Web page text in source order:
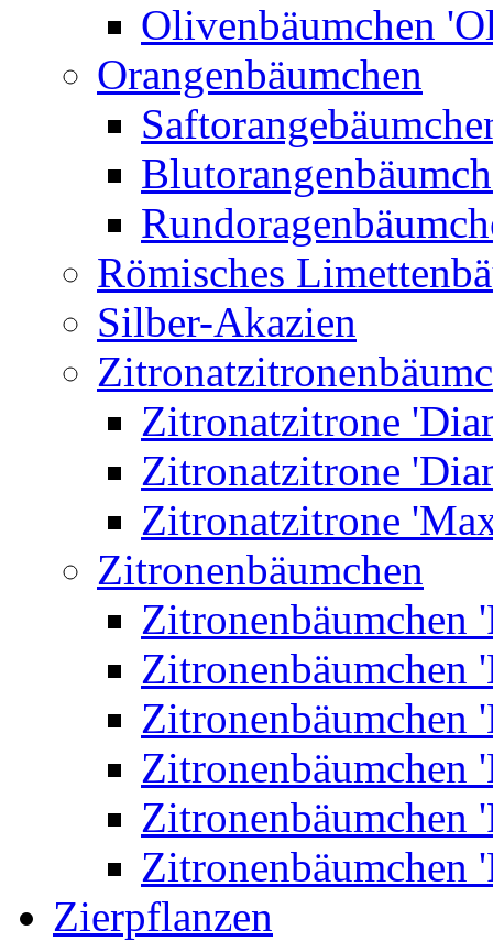
Olivenbäumchen
Orangenbäumchen
Römisches
Silber-Akazien
Zitronatzitrone
Zitronatzitrone
Zitronatzitrone
Zitronenbäumchen
Zitronenbäumchen
Zitronenbäumchen
Zitronenbäumchen
Zitronenbäumchen
Zitronenbäumchen
Zitronenbäumchen
Zierpflanzen